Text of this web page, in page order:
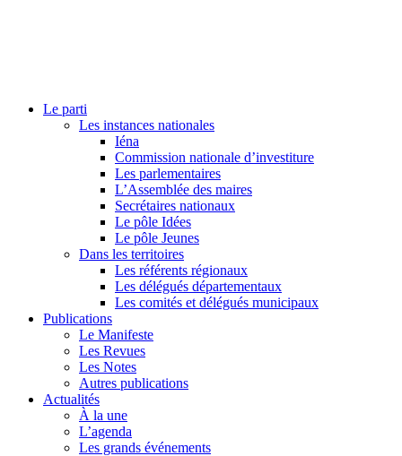
Le parti
Les instances nationales
Iéna
Commission nationale d’investiture
Les parlementaires
L’Assemblée des maires
Secrétaires nationaux
Le pôle Idées
Le pôle Jeunes
Dans les territoires
Les référents régionaux
Les délégués départementaux
Les comités et délégués municipaux
Publications
Le Manifeste
Les Revues
Les Notes
Autres publications
Actualités
À la une
L’agenda
Les grands événements